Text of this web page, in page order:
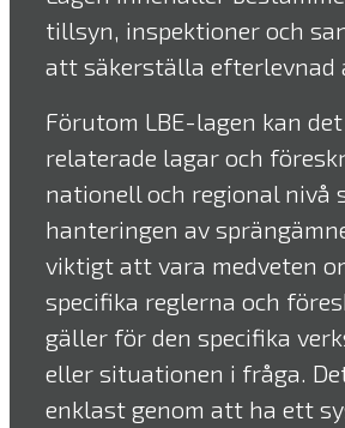
tillsyn, inspektioner och
att säkerställa efterlevnad
Förutom LBE-lagen kan
relaterade lagar och
nationell och regional nivå
hanteringen av
viktigt att vara medveten
specifika reglerna och
gäller för den specifika
eller situationen i fråga.
enklast genom att ha ett